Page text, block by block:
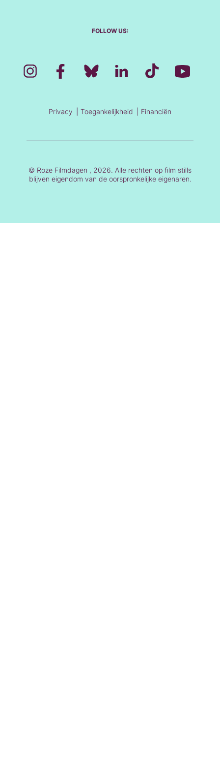
FOLLOW US:
Privacy Toegankelijkheid Financiën
© Roze Filmdagen , 2026. Alle rechten op film stills
blijven eigendom van de oorspronkelijke eigenaren.